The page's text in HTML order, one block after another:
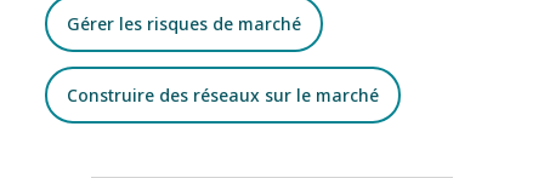
Gérer les risques de marché
Construire des réseaux sur le marché